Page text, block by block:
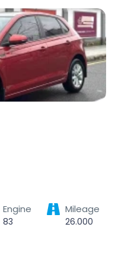
Engine
83
Mileage
26.000